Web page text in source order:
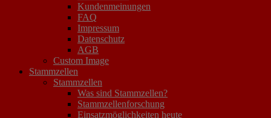
Kundenmeinungen
FAQ
Impressum
Datenschutz
AGB
Custom Image
Stammzellen
Stammzellen
Was sind Stammzellen?
Stammzellenforschung
Einsatzmöglichkeiten heute